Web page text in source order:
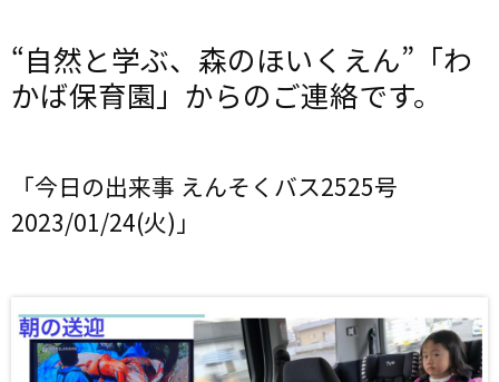
“自然と学ぶ、森のほいくえん”「わ
かば保育園」からのご連絡です。
「今日の出来事 えんそくバス2525号
2023/01/24(火)」